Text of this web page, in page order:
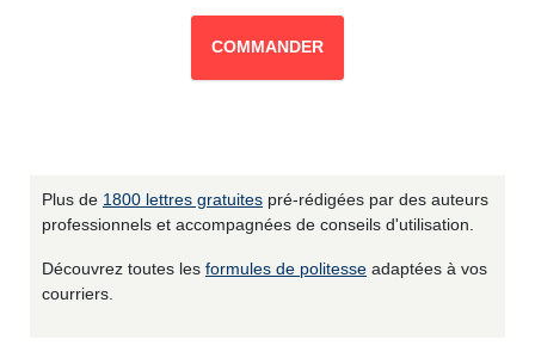
COMMANDER
Plus de 1800 lettres gratuites pré-rédigées par des auteurs
professionnels et accompagnées de conseils d'utilisation.
Découvrez toutes les formules de politesse adaptées à vos
courriers.